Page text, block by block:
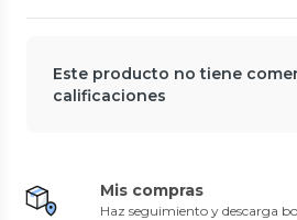
Este producto no tiene
calificaciones
Mis compras
Haz seguimiento y descarga